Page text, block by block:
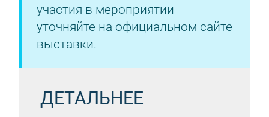
участия в мероприятии
уточняйте на официальном сайте
выставки.
ДЕТАЛЬНЕЕ